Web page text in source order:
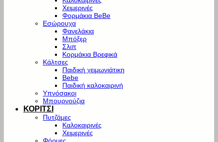
Χειμερινές
Φορμάκια BeBe
Εσώρουχα
Φανελάκια
Μπόξερ
Σλιπ
Κορμάκια Βρεφικά
Κάλτσες
Παιδική χειμωνιάτικη
Bebe
Παιδική καλοκαιρινή
Υπνόσακοι
Μπουρνούζια
ΚΟΡΙΤΣΙ
Πυτζάμες
Καλοκαιρινές
Χειμερινές